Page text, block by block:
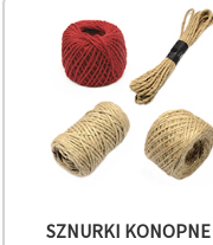
preferencje
Ustawieniach,
wybierając
dany typ
"Zapisz"SZNURKI